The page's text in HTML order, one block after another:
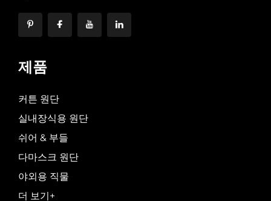
제품
커튼 원단
실내장식용 원단
쉬어 & 부들
다마스크 원단
야외용 직물
더 보기+